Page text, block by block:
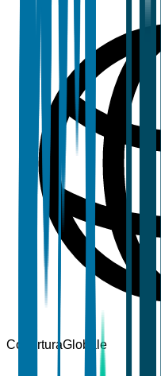
CoperturaGlobale